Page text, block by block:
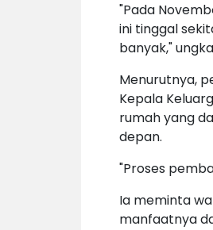
"Pada
ini tinggal
banyak,"
Menurutnya,
Kepala
rumah yang
depan.
"Proses
Ia meminta
manfaatnya